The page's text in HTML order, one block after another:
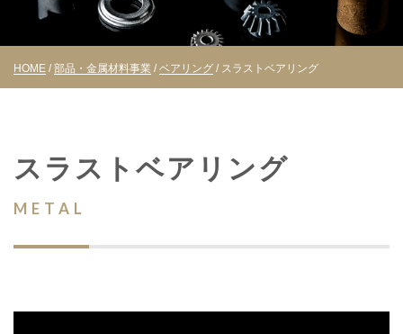
HOME /部品・金属材料事業 /ベアリング / スラストベアリング
スラストベアリング
METAL